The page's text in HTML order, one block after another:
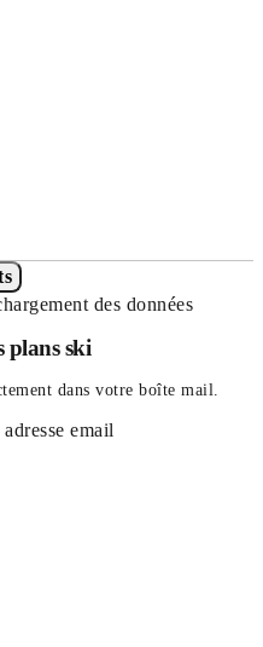
des données
plans ski
dans votre boîte mail.
email